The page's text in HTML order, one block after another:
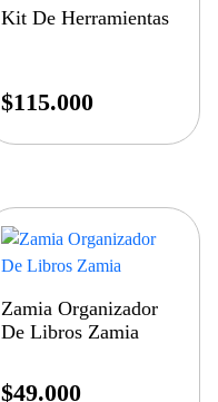
Kit De Herramientas
$115.000
Zamia Organizador
De Libros Zamia
$49.000